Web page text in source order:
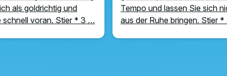
als goldrichtig und
schnell voran. Stier * 3 …
Tempo und lassen Sie sich
aus der Ruhe bringen. Stier